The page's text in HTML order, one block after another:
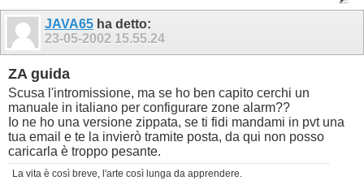
JAVA65 ha detto:
23-05-2002 15.55.24
ZA guida
Scusa l'intromissione, ma se ho ben capito cerchi un
manuale in italiano per configurare zone alarm??
Io ne ho una versione zippata, se ti fidi mandami in pvt una
tua email e te la invierò tramite posta, da qui non posso
caricarla è troppo pesante.
La vita è così breve, l'arte così lunga da apprendere.